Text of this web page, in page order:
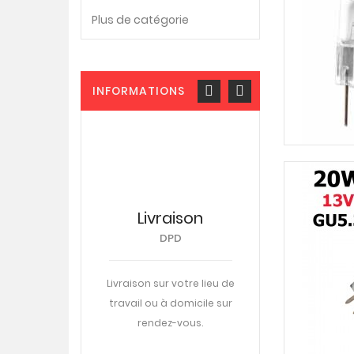
Plus de catégorie
INFORMATIONS
Livraison
DPD
Livraison sur votre lieu de
travail ou à domicile sur
rendez-vous.
Du lundi au